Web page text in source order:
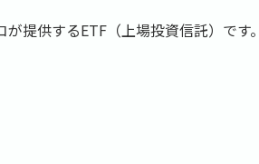
提供するETF（上場投資信託）です。